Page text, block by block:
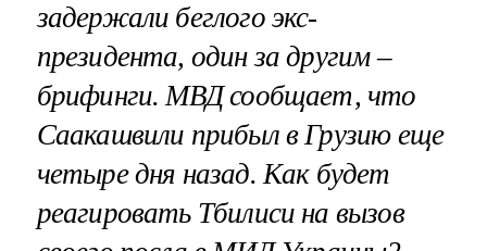
задержали беглого экс-
президента, один за другим –
брифинги. МВД сообщает, что
Саакашвили прибыл в Грузию еще
четыре дня назад. Как будет
реагировать Тбилиси на вызов